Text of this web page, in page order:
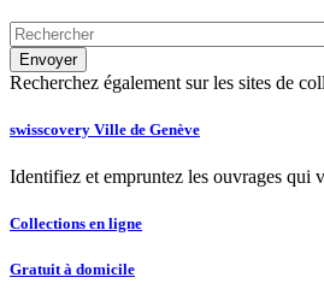
Recherchez également sur les sites de
swisscovery Ville de Genève
Identifiez et empruntez les ouvrages qui
Collections en ligne
Gratuit à domicile